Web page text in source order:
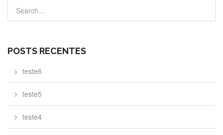
POSTS RECENTES
teste6
teste5
teste4